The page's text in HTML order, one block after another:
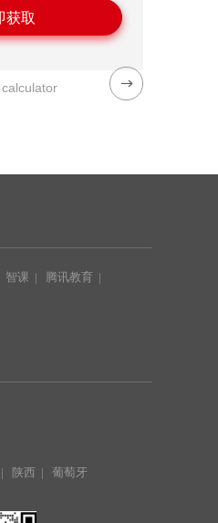
calculator
智课 | 腾讯教育 |
| 陕西 | 葡萄牙